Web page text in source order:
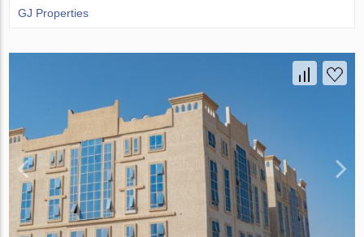
GJ Properties